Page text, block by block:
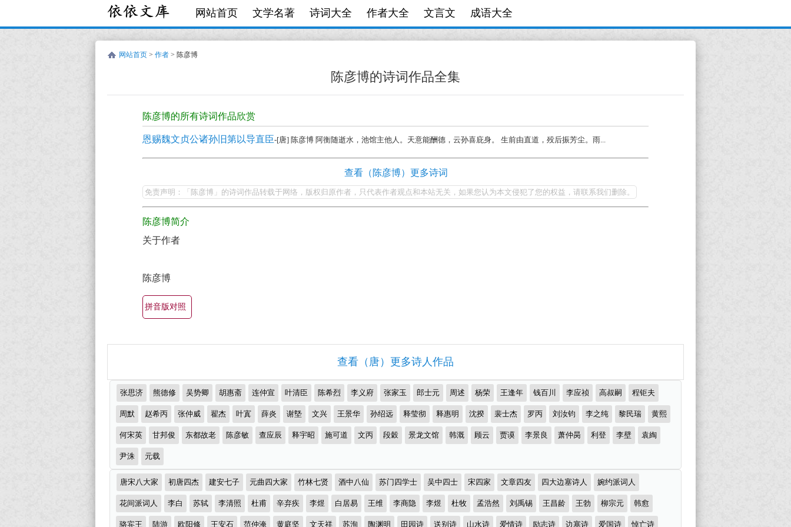
网站首页 文学名著 诗词大全 作者大全 文言文 成语大全
网站首页 > 作者 > 陈彦博
陈彦博的诗词作品全集
陈
所
集
锦）-
诗
词
大
陈彦博的所有诗词作品欣赏
恩赐魏文贞公诸孙旧第以导直臣-[唐] 陈彦博 阿衡随逝水，池馆主他人。天意能酬德，云孙喜庇身。 生前由直道，殁后振芳尘。雨...
彦
博
的
最
最
有
古
词
全
（精
选
多
首）
查看（陈彦博）更多诗词
免责声明：「陈彦博」的诗词作品转载于网络，版权归原作者，只代表作者观点和本站无关，如果您认为本文侵犯了您的权益，请联系我们删除。
陈彦博简介
关于作者
陈彦博
拼音版对照
查看（唐）更多诗人作品
推
荐
作
者
张思济 熊德修 吴势卿 胡惠斋 连仲宣 叶清臣 陈希烈 李义府 张家玉 郎士元 周述 杨荣 王逢年 钱百川 李应祯 高叔嗣 程钜夫
周默 赵希丙 张仲威 翟杰 叶寘 薛炎 谢墍 文兴 王景华 孙绍远 释莹彻 释惠明 沈揆 裴士杰 罗丙 刘汝钧 李之纯 黎民瑞 黄熙
何宋英 甘邦俊 东都故老 陈彦敏 查应辰 释宇昭 施可道 文丙 段穀 景龙文馆 韩溉 顾云 贾谟 李景良 萧仲昺 利登 李壁 袁綯
尹洙 元载
诗
词
分
类
唐宋八大家 初唐四杰 建安七子 元曲四大家 竹林七贤 酒中八仙 苏门四学士 吴中四士 宋四家 文章四友 四大边塞诗人 婉约派词人
花间派词人 李白 苏轼 李清照 杜甫 辛弃疾 李煜 白居易 王维 李商隐 李煜 杜牧 孟浩然 刘禹锡 王昌龄 王勃 柳宗元 韩愈
骆宾王 陆游 欧阳修 王安石 范仲淹 黄庭坚 文天祥 苏洵 陶渊明 田园诗 送别诗 山水诗 爱情诗 励志诗 边塞诗 爱国诗 悼亡诗